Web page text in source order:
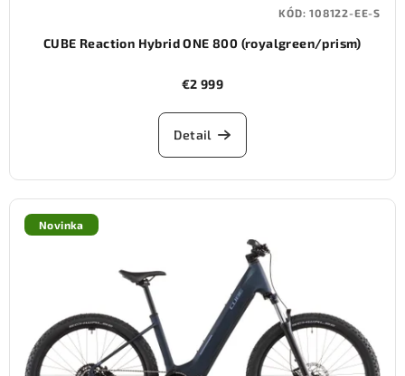
CUBE Reaction Hybrid ONE 800 (royalgreen/prism)
€2 999
Detail
KÓD:108122-EE-S
Novinka